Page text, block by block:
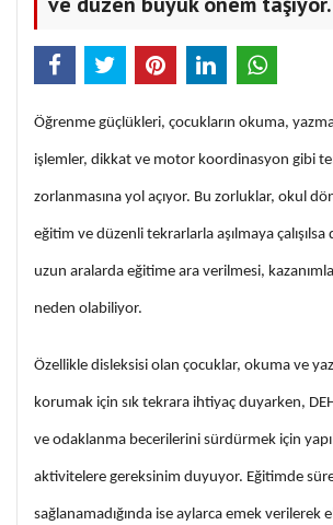
Öğrenme güçlükleri, çocukların okuma,
işlemler, dikkat ve motor koordinasyon gibi
zorlanmasına yol açıyor. Bu zorluklar, okul
eğitim ve düzenli tekrarlarla aşılmaya
uzun aralarda eğitime ara verilmesi,
neden olabiliyor.
Özellikle disleksisi olan çocuklar, okuma ve
korumak için sık tekrara ihtiyaç duyarken,
ve odaklanma becerilerini sürdürmek için
aktivitelere gereksinim duyuyor. Eğitimde
sağlanamadığında ise aylarca emek verilerek